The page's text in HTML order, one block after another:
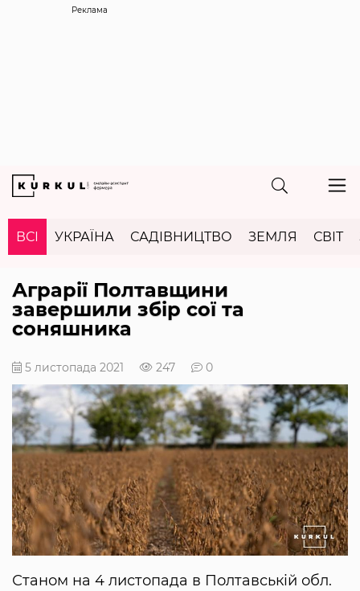
Реклама
ВСІ УКРАЇНА САДІВНИЦТВО ЗЕМЛЯ СВІТ
Аграрії Полтавщини
завершили збір сої та
соняшника
5 листопада 2021 247 0
Станом на 4 листопада в Полтавській обл.